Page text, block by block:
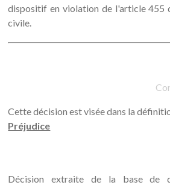
dispositif en violation de l'article 455
civile.
Cette décision est visée dans la
Préjudice
Décision extraite de la base de